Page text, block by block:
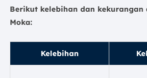
Berikut kelebihan dan kekurangan
Moka:
Kelebihan